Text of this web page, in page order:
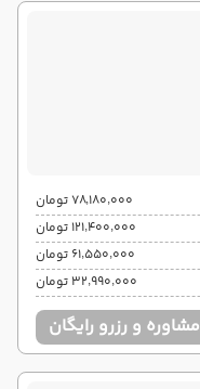
۷۸٬۱۸۰٬۰۰۰ تومان
۱۲۱٬۴۰۰٬۰۰۰ تومان
۶۱٬۵۵۰٬۰۰۰ تومان
۳۲٬۹۹۰٬۰۰۰ تومان
مشاوره و رزرو رایگان